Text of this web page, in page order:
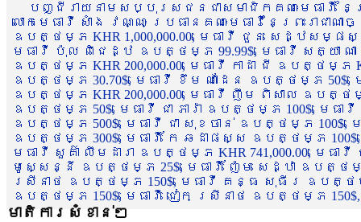
បញ្ជីរាយនាមសប្បុរសជនជាសមាជិកគណៈមេធាវី
លោកមេធាវី សាំង វណ្ណៈ ប្រធានគណៈមេធាវីនៃព្រះរា
ឧបត្ថម្ភ KHR 1,000,000.00, មេធាវី ជួន សេដ្ឋស
មេធាវី ប៉ុល ពិជេដ្ឋ ឧបត្ថម្ភ 99.99$, មេធាវី សត្យា ណ
ឧបត្ថម្ភ KHR 200,000.00, មេធាវី កាដា ជី ឧបត្ថម្ភ
ឧបត្ថម្ភ 30.70$, មេធាវី ខឹម ណាដែន ឧបត្ថម្ភ 50$,
ឧបត្ថម្ភ KHR 200,000.00, មេធាវី ញឹម ពិសាល ឧបត្ថ
ឧបត្ថម្ភ 50$, មេធាវី ជា ភារ៉ា ឧបត្ថម្ភ 100$, មេ
ឧបត្ថម្ភ 500$, មេធាវី ជា សុខចាន់ ឧបត្ថម្ភ
ឧបត្ថម្ភ 300$, មេធាវី កែ ឆដាផស្ស ឧបត្ថម្ភ
មេធាវី សួគ៌ា លឹមដារា ឧបត្ថម្ភ KHR 741,000.00, មេ
មូសេ្សន្នី ឧបត្ថម្ភ 25$, មេធាវី ញ៉ែម សេដ្ឋា ឧបត្ថ
ស្រីនាថ ឧបត្ថម្ភ 150$, មេធាវី គន្ធ សុធីរ ឧបត្ថម្ភ
ឧបត្ថម្ភ 150$, មេធាវី ជៀក ស្រីនាថ ឧបត្ថម្ភ 150$,
មាតិការសំខាន់ៗ